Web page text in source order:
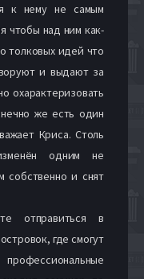
к нему не самым
чтобы над ним как-
толковых идей что
и выдают за
охарактеризовать
же есть один
Криса. Столь
одним не
собственно и снят
отправиться в
где смогут